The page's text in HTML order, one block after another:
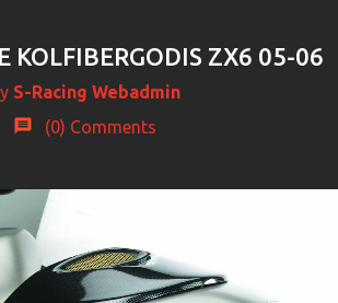
KOLFIBERGODIS ZX6 05-06
S-Racing Webadmin
(0) Comments